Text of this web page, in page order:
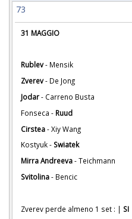
73
31 MAGGIO
Rublev- Mensik
Zverev- De Jong
Jodar- Carreno Busta
Fonseca - Ruud
Cirstea- Xiy Wang
Kostyuk - Swiatek
Mirra Andreeva- Teichmann
Svitolina- Bencic
Zverev perde almeno 1 set : | SI